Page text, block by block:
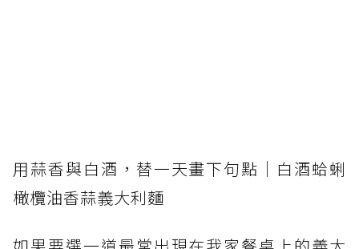
用蒜香與白酒，替一天畫下句點｜白酒蛤蜊
橄欖油香蒜義大利麵